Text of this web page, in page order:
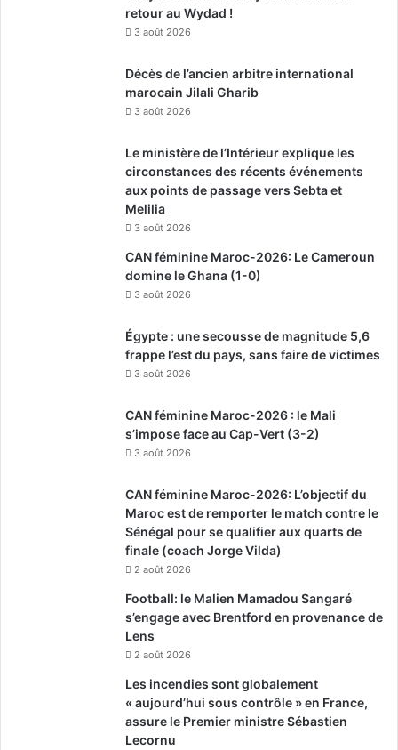
retour au Wydad !
3 août 2026
Décès de l’ancien arbitre international
marocain Jilali Gharib
3 août 2026
Le ministère de l’Intérieur explique les
circonstances des récents événements
aux points de passage vers Sebta et
Melilia
3 août 2026
CAN féminine Maroc-2026: Le Cameroun
domine le Ghana (1-0)
3 août 2026
Égypte : une secousse de magnitude 5,6
frappe l’est du pays, sans faire de victimes
3 août 2026
CAN féminine Maroc-2026 : le Mali
s’impose face au Cap-Vert (3-2)
3 août 2026
CAN féminine Maroc-2026: L’objectif du
Maroc est de remporter le match contre le
Sénégal pour se qualifier aux quarts de
finale (coach Jorge Vilda)
2 août 2026
Football: le Malien Mamadou Sangaré
s’engage avec Brentford en provenance de
Lens
2 août 2026
Les incendies sont globalement
« aujourd’hui sous contrôle » en France,
assure le Premier ministre Sébastien
Lecornu